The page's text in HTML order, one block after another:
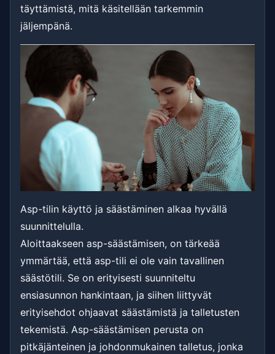
täyttämistä, mitä käsitellään tarkemmin
jäljempänä.
Asp-tilin käyttö ja säästäminen alkaa hyvällä
suunnittelulla.
Aloittaakseen asp-säästämisen, on tärkeää
ymmärtää, että asp-tili ei ole vain tavallinen
säästötili. Se on erityisesti suunniteltu
ensiasunnon hankintaan, ja siihen liittyvät
erityisehdot ohjaavat säästämistä ja talletusten
tekemistä. Asp-säästämisen perusta on
pitkäjänteinen ja johdonmukainen talletus, jonka